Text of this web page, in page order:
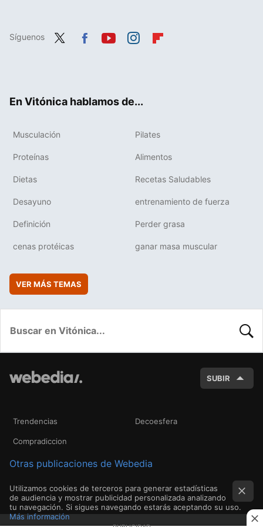
Síguenos
En Vitónica hablamos de...
Musculación Pilates
Proteínas Alimentos
Dietas Recetas Saludables
Desayuno entrenamiento de fuerza
Definición Perder grasa
cenas protéicas ganar masa muscular
VER MÁS TEMAS
SUBIR
Trendencias Decoesfera
Compradiccion
Otras publicaciones de Webedia
Utilizamos cookies de terceros para generar estadísticas
de audiencia y mostrar publicidad personalizada analizando
tu navegación. Si sigues navegando estarás aceptando su uso.
Más información